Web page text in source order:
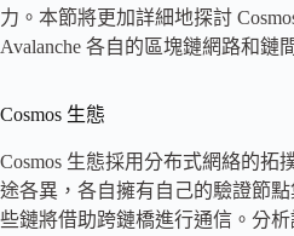
力。本節將更加詳細地探討
Avalanche 各自的區塊鏈網路和鏈
Cosmos 生態
Cosmos 生態採用分布式網絡的拓
途各異，各自擁有自己的驗證節
些鏈將借助跨鏈橋進行通信。分